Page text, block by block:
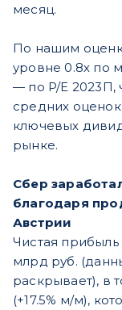
месяц.
По нашим
уровне 0.8х по
— по P/E 2023П,
средних
ключевых
рынке.
Сбер
благодаря
Австрии
Чистая прибыль
млрд руб.
раскрывает), в
(+17.5% м/м),